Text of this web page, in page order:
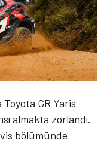
GR Yaris
almakta zorlandı.
bölümünde